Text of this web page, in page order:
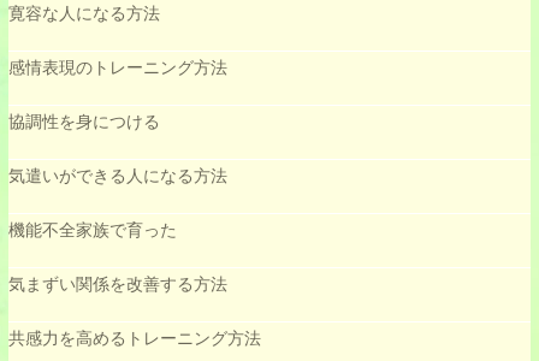
寛容な人になる方法
感情表現のトレーニング方法
協調性を身につける
気遣いができる人になる方法
機能不全家族で育った
気まずい関係を改善する方法
共感力を高めるトレーニング方法